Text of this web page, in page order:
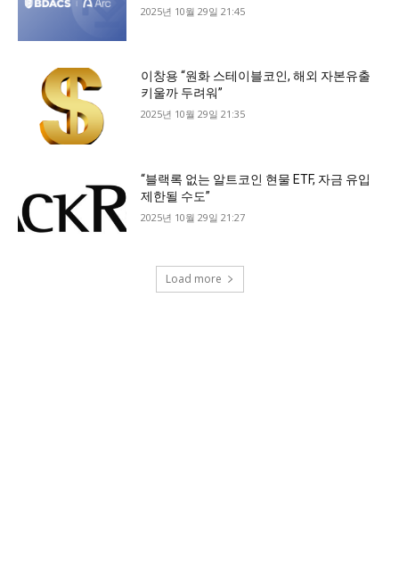
2025년 10월 29일 21:45
이창용 “원화 스테이블코인, 해외 자본유출
키울까 두려워”
2025년 10월 29일 21:35
“블랙록 없는 알트코인 현물 ETF, 자금 유입
제한될 수도”
2025년 10월 29일 21:27
Load more